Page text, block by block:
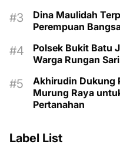
Dina Maulidah
Perempuan
Polsek Bukit Batu
Warga Rungan
Akhirudin Dukung
Murung Raya
Pertanahan
Label List